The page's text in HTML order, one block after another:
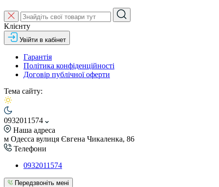
Клієнту
Увійти в кабінет
Гарантія
Політика конфіденційності
Договір публічної оферти
Тема сайту:
0932011574
Наша адреса
м Одесса вулиця Євгена Чикаленка, 86
Телефони
0932011574
Передзвоніть мені